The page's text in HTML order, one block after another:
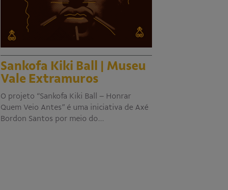
Sankofa Kiki Ball | Museu
Vale Extramuros
O projeto “Sankofa Kiki Ball – Honrar
Quem Veio Antes” é uma iniciativa de Axé
Bordon Santos por meio do…